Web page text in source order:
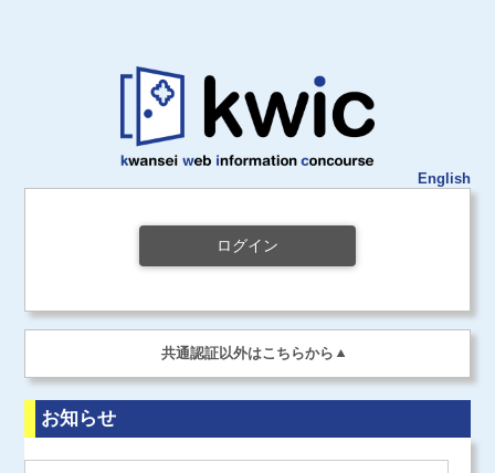
English
ログイン
共通認証以外はこちらから
お知らせ